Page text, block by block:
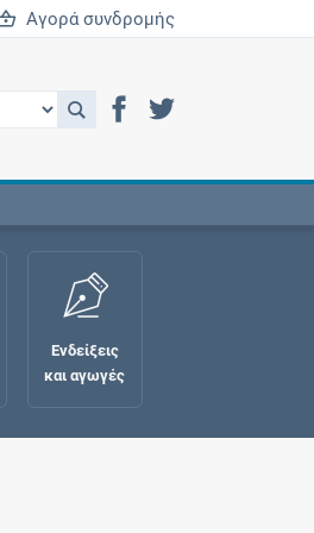
Αγορά συνδρομής
Ενδείξεις
και αγωγές